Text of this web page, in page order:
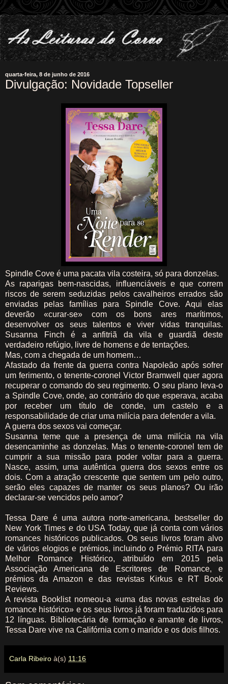
quarta-feira, 8 de junho de 2016
Divulgação: Novidade Topseller
Spindle Cove é uma pacata vila costeira, só para donzelas.
As raparigas bem-nascidas, influenciáveis e que correm
riscos de serem seduzidas pelos cavalheiros errados são
enviadas pelas famílias para Spindle Cove. Aqui elas
deverão «curar-se» com os bons ares marítimos,
desenvolver os seus talentos e viver vidas tranquilas.
Susanna Finch é a anfitriã da vila e guardiã deste
verdadeiro refúgio, livre de homens e de tentações.
Mas, com a chegada de um homem…
Afastado da frente da guerra contra Napoleão após sofrer
um ferimento, o tenente-coronel Victor Bramwell quer agora
recuperar o comando do seu regimento. O seu plano leva-o
a Spindle Cove, onde, ao contrário do que esperava, acaba
por receber um título de conde, um castelo e a
responsabilidade de criar uma milícia para defender a vila.
A guerra dos sexos vai começar.
Susanna teme que a presença de uma milícia na vila
desencaminhe as donzelas. Mas o tenente-coronel tem de
cumprir a sua missão para poder voltar para a guerra.
Nasce, assim, uma autêntica guerra dos sexos entre os
dois. Com a atração crescente que sentem um pelo outro,
serão eles capazes de manter os seus planos? Ou irão
declarar-se vencidos pelo amor?
Tessa Dare é uma autora norte-americana, bestseller do
New York Times e do USA Today, que já conta com vários
romances históricos publicados. Os seus livros foram alvo
de vários elogios e prémios, incluindo o Prémio RITA para
Melhor Romance Histórico, atribuído em 2015 pela
Associação Americana de Escritores de Romance, e
prémios da Amazon e das revistas Kirkus e RT Book
Reviews.
A revista Booklist nomeou-a «uma das novas estrelas do
romance histórico» e os seus livros já foram traduzidos para
12 línguas. Bibliotecária de formação e amante de livros,
Tessa Dare vive na Califórnia com o marido e os dois filhos.
Carla Ribeiro à(s) 11:16